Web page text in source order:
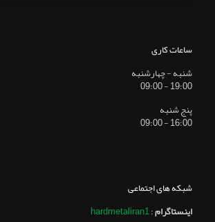
ساعات کاری
شنبه - چهارشنبه
19:00 - 09:00
پنج شنبه
16:00 - 09:00
شبکه های اجتماعی
اینستاگرام:
hardmetaliran1